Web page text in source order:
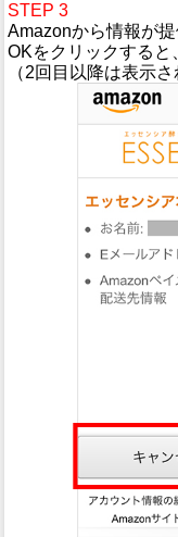
STEP 3
Amazonから情報が
OKをクリックすると
（2回目以降は表示さ